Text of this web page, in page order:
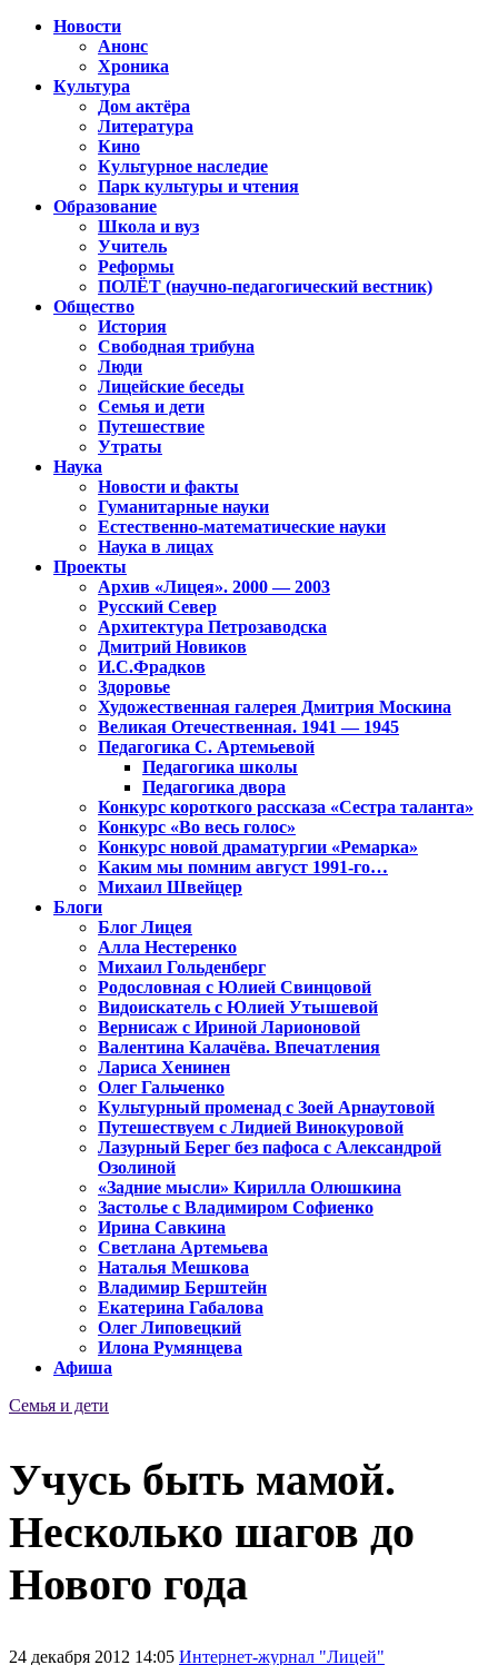
Новости
Анонс
Хроника
Культура
Дом актёра
Литература
Кино
Культурное наследие
Парк культуры и чтения
Образование
Школа и вуз
Учитель
Реформы
ПОЛЁТ (научно-педагогический вестник)
Общество
История
Свободная трибуна
Люди
Лицейские беседы
Семья и дети
Путешествие
Утраты
Наука
Новости и факты
Гуманитарные науки
Естественно-математические науки
Наука в лицах
Проекты
Архив «Лицея». 2000 — 2003
Русский Север
Архитектура Петрозаводска
Дмитрий Новиков
И.С.Фрадков
Здоровье
Художественная галерея Дмитрия Москина
Великая Отечественная. 1941 — 1945
Педагогика С. Артемьевой
Педагогика школы
Педагогика двора
Конкурс короткого рассказа «Сестра таланта»
Конкурс «Во весь голос»
Конкурс новой драматургии «Ремарка»
Каким мы помним август 1991-го…
Михаил Швейцер
Блоги
Блог Лицея
Алла Нестеренко
Михаил Гольденберг
Родословная с Юлией Свинцовой
Видоискатель с Юлией Утышевой
Вернисаж с Ириной Ларионовой
Валентина Калачёва. Впечатления
Лариса Хенинен
Олег Гальченко
Культурный променад с Зоей Арнаутовой
Путешествуем с Лидией Винокуровой
Лазурный Берег без пафоса с Александрой
Озолиной
«Задние мысли» Кирилла Олюшкина
Застолье с Владимиром Софиенко
Ирина Савкина
Светлана Артемьева
Наталья Мешкова
Владимир Берштейн
Екатерина Габалова
Олег Липовецкий
Илона Румянцева
Афиша
Семья и дети
Учусь быть мамой.
Несколько шагов до
Нового года
24 декабря 2012 14:05 Интернет-журнал "Лицей"